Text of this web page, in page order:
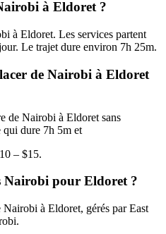
à Eldoret ?
à Eldoret. Les services partent
Le trajet dure environ 7h 25m.
de Nairobi à Eldoret
de Nairobi à Eldoret sans
qui dure 7h 5m et
– $15.
Nairobi pour Eldoret ?
à Eldoret, gérés par East